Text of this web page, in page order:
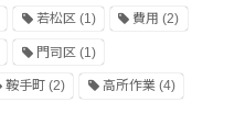
若松区 (1) 費用 (2)
門司区 (1)
鞍手町(2) 高所作業(4)